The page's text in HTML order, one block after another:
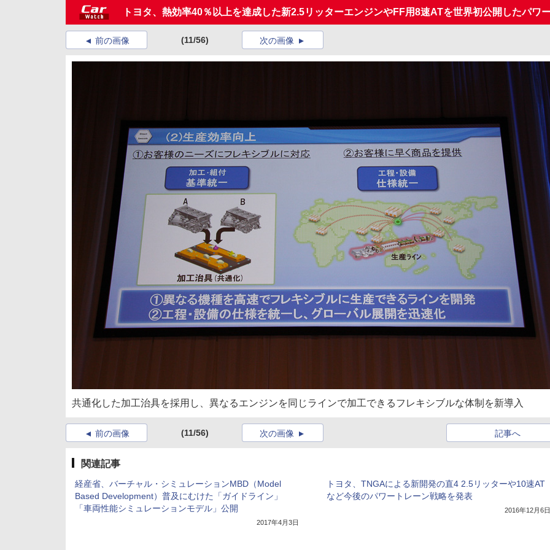
トヨタ、熱効率40％以上を達成した新2.5リッターエンジンやFF用8速ATを世界初公開したパワ
前の画像 (11/56) 次の画像
共通化した加工治具を採用し、異なるエンジンを同じラインで加工できるフレキシブルな体制を新導入
前の画像 (11/56) 記事へ
次の画像
関連記事
経産省、バーチャル・シミュレーションMBD（Model
Based Development）普及にむけた「ガイドライン」
「車両性能シミュレーションモデル」公開
2017年4月3日
トヨタ、TNGAによる新開発の直4 2.5リッターや10速AT
など今後のパワートレーン戦略を発表
2016年12月6日